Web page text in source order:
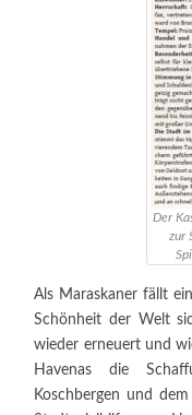
Der
zur
Als Maraskaner fällt
Schönheit der Welt
wieder erneuert und
Havenas die
Koschbergen und